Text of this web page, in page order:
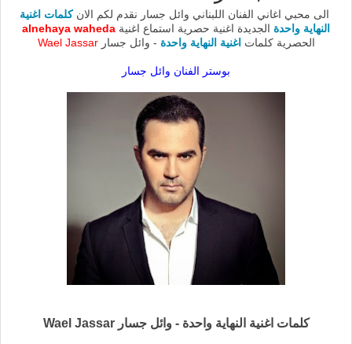
الى محبي اغاني الفنان اللبناني وائل جسار نقدم لكم الانكلمات اغنية
النهاية واحدة الجديدة اغنية حصرية استماع اغنية alnehaya waheda
الحصرية كلمات اغنية النهاية واحدة - وائل جسار Wael Jassar
بوستر الفنان وائل جسار
كلمات اغنية النهاية واحدة - وائل جسار Wael Jassar